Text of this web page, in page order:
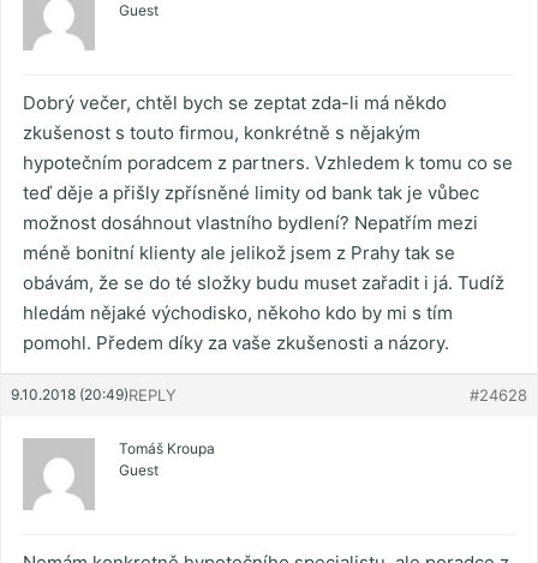
Guest
Dobrý večer, chtěl bych se zeptat zda-li má někdo
zkušenost s touto firmou, konkrétně s nějakým
hypotečním poradcem z partners. Vzhledem k tomu co se
teď děje a přišly zpřísněné limity od bank tak je vůbec
možnost dosáhnout vlastního bydlení? Nepatřím mezi
méně bonitní klienty ale jelikož jsem z Prahy tak se
obávám, že se do té složky budu muset zařadit i já. Tudíž
hledám nějaké východisko, někoho kdo by mi s tím
pomohl. Předem díky za vaše zkušenosti a názory.
9.10.2018 (20:49) #24628
REPLY
Tomáš Kroupa
Guest